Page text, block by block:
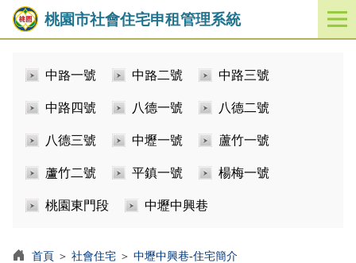
桃園市社會住宅申租管理系統
開
啟
中路一號 中路二號 中路三號
中路四號 八德一號 八德二號
八德三號 中壢一號 蘆竹一號
蘆竹二號 平鎮一號 楊梅一號
桃園東門段 中壢中興巷
首頁 ＞ 社會住宅 ＞ 中壢中興巷-住宅簡介